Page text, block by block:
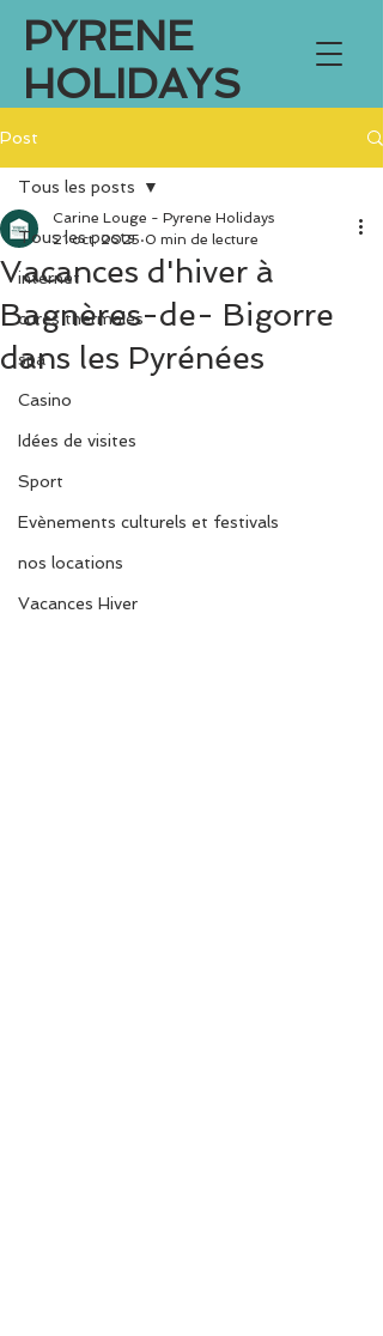
PYRENE
HOLIDAYS
Post
Tous les posts
internet
cures thermales
spa
Casino
Idées de visites
Sport
Evènements culturels et festivals
nos locations
Vacances Hiver
Tous les posts
Vacances d'hiver à
Bagnères-de- Bigorre
dans les Pyrénées
Carine Louge - Pyrene Holidays
21 oct. 2025 0 min de lecture